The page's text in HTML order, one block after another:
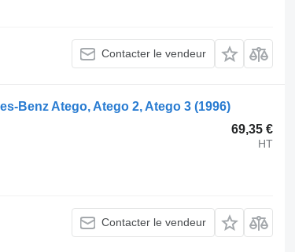
Contacter le vendeur
Benz Atego, Atego 2, Atego 3 (1996)
69,35 €
HT
Contacter le vendeur